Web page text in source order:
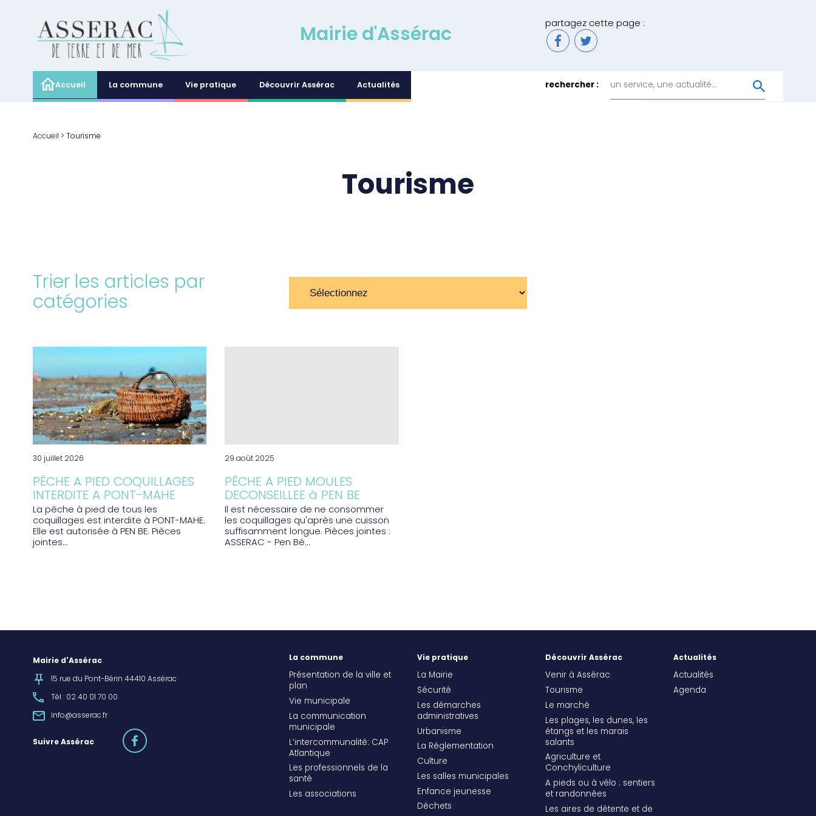
Mairie d'Assérac partagez cette page :
Accueil La commune Vie pratique Découvrir Assérac Actualités rechercher :
Accueil > Tourisme
Tourisme
Trier les articles par
catégories
30 juillet 2026
PÊCHE A PIED COQUILLAGES
INTERDITE A PONT-MAHE
La pêche à pied de tous les
coquillages est interdite à PONT-MAHE.
Elle est autorisée à PEN BE. Pièces
jointes...
29 août 2025
PÊCHE A PIED MOULES
DECONSEILLEE à PEN BE
Il est nécessaire de ne consommer
les coquillages qu'après une cuisson
suffisamment longue. Pièces jointes :
ASSERAC - Pen Bé...
Mairie d'Assérac
15 rue du Pont-Bérin 44410 Assérac
Tél : 02 40 01 70 00
info@asserac.fr
Suivre Assérac
facebook
La commune
Présentation de la ville et
plan
Vie municipale
La communication
municipale
L’intercommunalité: CAP
Atlantique
Les professionnels de la
santé
Les associations
Vie pratique
La Mairie
Sécurité
Les démarches
administratives
Urbanisme
La Réglementation
Culture
Les salles municipales
Enfance jeunesse
Déchets
Découvrir Assérac
Venir à Assérac
Tourisme
Le marché
Les plages, les dunes, les
étangs et les marais
salants
Agriculture et
Conchyliculture
A pieds ou à vélo : sentiers
et randonnées
Les aires de détente et de
Actualités
Actualités
Agenda